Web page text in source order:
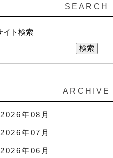
SEARCH
ARCHIVE
2026年08月
2026年07月
2026年06月